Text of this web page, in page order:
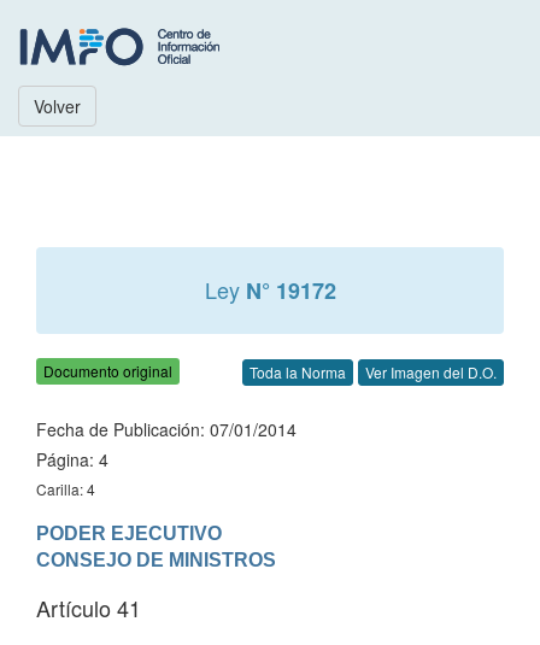
Volver
Ley N° 19172
Documento original Toda la Norma Ver Imagen del D.O.
Fecha de Publicación: 07/01/2014
Página: 4
Carilla: 4
PODER EJECUTIVO
Artículo 41